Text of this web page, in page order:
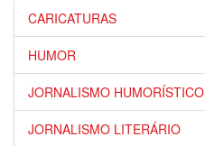
CARICATURAS
HUMOR
JORNALISMO HUMORÍSTICO
JORNALISMO LITERÁRIO